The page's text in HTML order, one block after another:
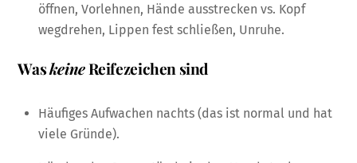
öffnen, Vorlehnen, Hände ausstrecken vs. Kopf
wegdrehen, Lippen fest schließen, Unruhe.
WaskeineReifezeichen sind
Häufiges Aufwachen nachts (das ist normal und hat
viele Gründe).